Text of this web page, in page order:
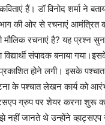
हैं। डॉ विनोद शर्मा ने
की ओर से रचनाएं आमंत्रित
मौलिक रचनाएं है? यह प्रश्न
विद्यार्थी संपादक बनाया
होने लगी। इसके पश्चात
के पश्चात लेखन कार्य को
ग्रुप पर शेयर करना शुरू
नहीं जानते थे उन्होंने